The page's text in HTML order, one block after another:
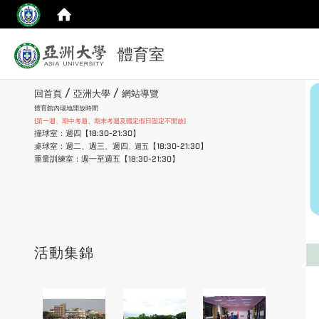
回首頁 / 亞洲大學 / 網站導覽
體育館內場地開放時間
(第一週、期中考週、期末考週及國定假日固定不開放)
撞球室：週四【18:30-21:30】
桌球室：週二、週三、週四、 週五 【18:30-21:30】
重量訓練室：週一至週五【18:30-21:30】
體育室
活動集錦